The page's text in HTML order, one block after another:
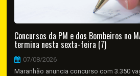
Concursos da PM e dos Bombeiros no
termina nesta sexta-feira (7)
07/08/2026
Maranhão anuncia concurso com 3.350